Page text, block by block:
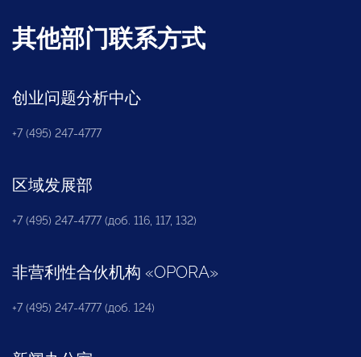
其他部门联系方式
创业问题分析中心
+7 (495) 247-4777
区域发展部
+7 (495) 247-4777 (доб. 116, 117, 132)
非营利性合伙机构 «OPORA»
+7 (495) 247-4777 (доб. 124)